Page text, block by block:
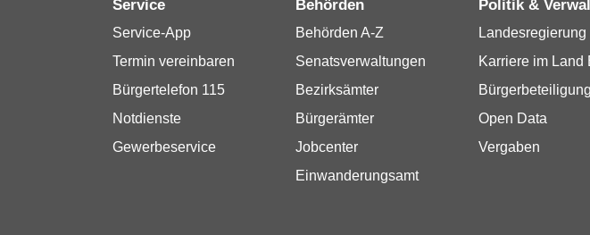
Service
Service-App
Termin vereinbaren
Bürgertelefon 115
Notdienste
Gewerbeservice
Behörden
Behörden A-Z
Senatsverwaltungen
Bezirksämter
Bürgerämter
Jobcenter
Einwanderungsamt
Politik &
Landesregierung
Karriere im Land
Bürgerbeteiligung
Open Data
Vergaben